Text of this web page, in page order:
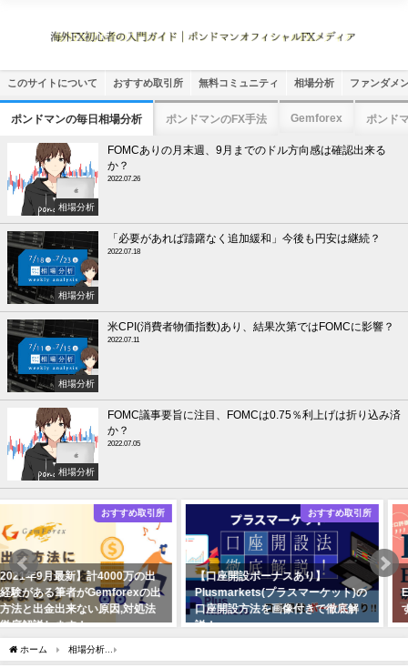
このサイトについて おすすめ取引所 無料コミュニティ 相場分析 ファンダメ
ポンドマンの毎日相場分析 ポンドマンのFX手法 Gemforex ポンド
相場分析
FOMCありの月末週、9月までのドル方向感は確認出来る
か？
2022.07.26
相場分析
「必要があれば躊躇なく追加緩和」今後も円安は継続？
2022.07.18
相場分析
米CPI(消費者物価指数)あり、結果次第ではFOMCに影響？
2022.07.11
相場分析
FOMC議事要旨に注目、FOMCは0.75％利上げは折り込み済
か？
2022.07.05
おすすめ取引所
【口座開設ボーナスあり】
Plusmarkets(プラスマーケット)の
口座開設方法を画像付きで徹底解
説！
2021年10月18日
EA
【辛口評価】EAは必ず負ける？！
EAで稼ぐ為の研究結果を教えま
す。
ホーム 相場分析